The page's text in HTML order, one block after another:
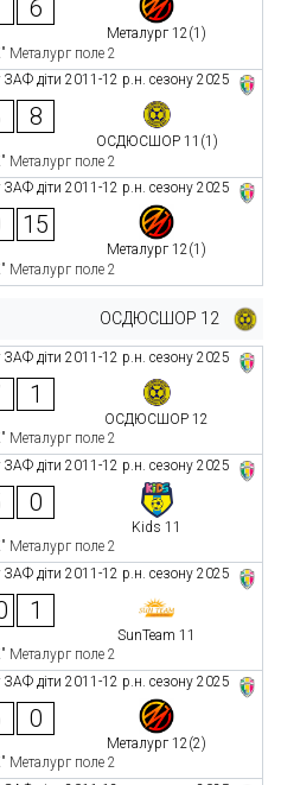
6
Металург 12(1)
поле 2
ЗАФ діти 2011-12 р.н. сезону 2025
8
ОСДЮСШОР 11(1)
поле 2
ЗАФ діти 2011-12 р.н. сезону 2025
15
Металург 12(1)
поле 2
ОСДЮСШОР 12
ЗАФ діти 2011-12 р.н. сезону 2025
1
ОСДЮСШОР 12
поле 2
ЗАФ діти 2011-12 р.н. сезону 2025
0
Kids 11
поле 2
ЗАФ діти 2011-12 р.н. сезону 2025
1
SunTeam 11
поле 2
ЗАФ діти 2011-12 р.н. сезону 2025
0
Металург 12(2)
поле 2